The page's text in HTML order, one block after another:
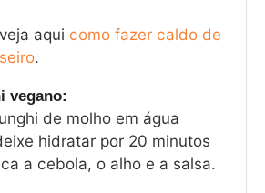
aqui como fazer caldo de
.
vegano:
de molho em água
hidratar por 20 minutos
a cebola, o alho e a salsa.